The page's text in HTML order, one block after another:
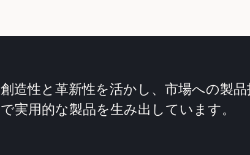
創造性と革新性を活かし、市場への製
で実用的な製品を生み出しています。